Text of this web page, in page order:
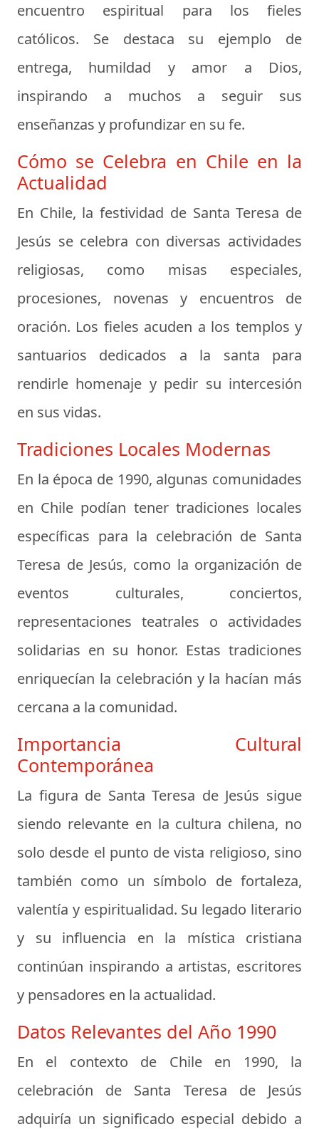
encuentro espiritual para los fieles
católicos. Se destaca su ejemplo de
entrega, humildad y amor a Dios,
inspirando a muchos a seguir sus
enseñanzas y profundizar en su fe.
Cómo se Celebra en Chile en la
Actualidad
En Chile, la festividad de Santa Teresa de
Jesús se celebra con diversas actividades
religiosas, como misas especiales,
procesiones, novenas y encuentros de
oración. Los fieles acuden a los templos y
santuarios dedicados a la santa para
rendirle homenaje y pedir su intercesión
en sus vidas.
Tradiciones Locales Modernas
En la época de 1990, algunas comunidades
en Chile podían tener tradiciones locales
específicas para la celebración de Santa
Teresa de Jesús, como la organización de
eventos culturales, conciertos,
representaciones teatrales o actividades
solidarias en su honor. Estas tradiciones
enriquecían la celebración y la hacían más
cercana a la comunidad.
Importancia Cultural
Contemporánea
La figura de Santa Teresa de Jesús sigue
siendo relevante en la cultura chilena, no
solo desde el punto de vista religioso, sino
también como un símbolo de fortaleza,
valentía y espiritualidad. Su legado literario
y su influencia en la mística cristiana
continúan inspirando a artistas, escritores
y pensadores en la actualidad.
Datos Relevantes del Año 1990
En el contexto de Chile en 1990, la
celebración de Santa Teresa de Jesús
adquiría un significado especial debido a